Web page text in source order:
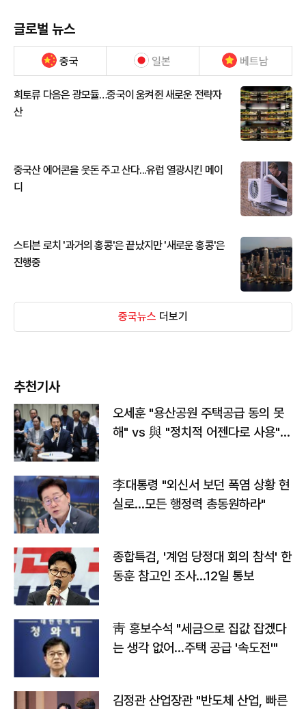
글로벌 뉴스
중국 일본 베트남
희토류 다음은 광모듈…중국이 움켜쥔 새로운 전략자
산
중국산 에어콘을 웃돈 주고 산다...유럽 열광시킨 메이
디
스티븐 로치 '과거의 홍콩'은 끝났지만 '새로운 홍콩'은
진행중
중국뉴스 더보기
추천기사
오세훈 "용산공원 주택공급 동의 못
해" vs 與 "정치적 어젠다로 사용"
李대통령 "외신서 보던 폭염 상황 현
실로…모든 행정력 총동원하라"
종합특검, '계엄 당정대 회의 참석' 한
동훈 참고인 조사...12일 통보
靑 홍보수석 "세금으로 집값 잡겠다
는 생각 없어…주택 공급 '속도전'"
김정관 산업장관 "반도체 산업, 빠른